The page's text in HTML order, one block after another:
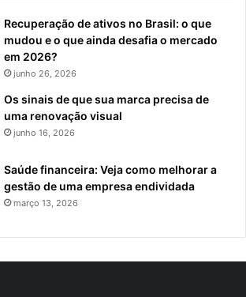
Recuperação de ativos no Brasil: o que
mudou e o que ainda desafia o mercado
em 2026?
junho 26, 2026
Os sinais de que sua marca precisa de
uma renovação visual
junho 16, 2026
Saúde financeira: Veja como melhorar a
gestão de uma empresa endividada
março 13, 2026